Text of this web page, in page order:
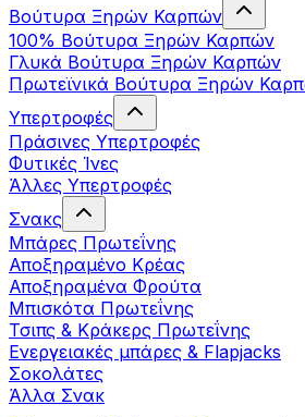
Βούτυρα Ξηρών Καρπών
100% Βούτυρα Ξηρών Καρπών
Γλυκά Βούτυρα Ξηρών Καρπών
Πρωτεϊνικά Βούτυρα Ξηρών
Υπερτροφές
Πράσινες Υπερτροφές
Φυτικές Ίνες
Άλλες Υπερτροφές
Σνακς
Μπάρες Πρωτεΐνης
Αποξηραμένο Κρέας
Αποξηραμένα Φρούτα
Μπισκότα Πρωτεΐνης
Τσιπς & Kράκερς Πρωτεΐνης
Ενεργειακές μπάρες & Flapjacks
Σοκολάτες
Άλλα Σνακ